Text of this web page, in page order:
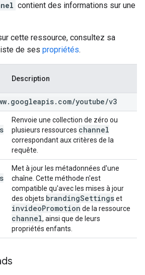
contient des informations sur une
cette ressource, consultez sa
de ses propriétés.
Description
. googleapis. com/youtube/v3
Renvoie une collection de zéro ou
plusieurs ressources channel
correspondant aux critères de la
requête.
Met à jour les métadonnées d'une
chaîne. Cette méthode n'est
compatible qu'avec les mises à jour
des objets brandingSettingset
invideoPromotion de la ressource
channel, ainsi que de leurs
propriétés enfants.